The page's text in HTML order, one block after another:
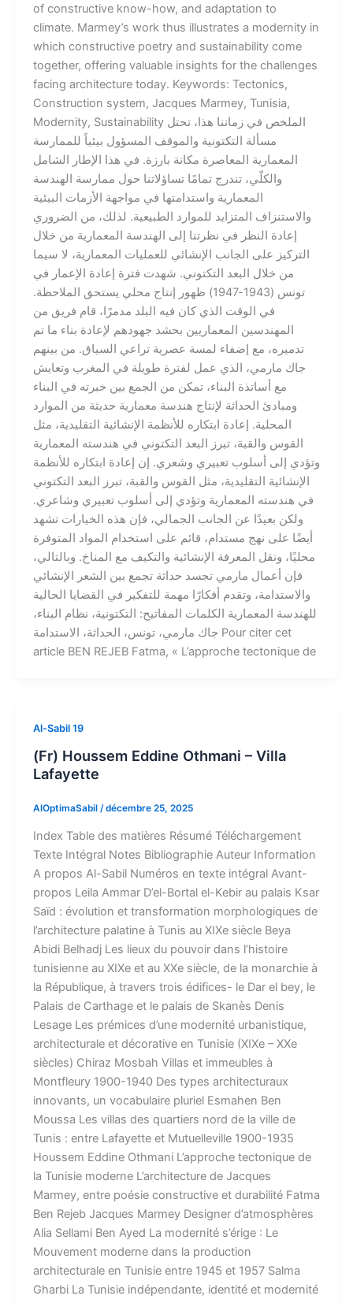
of constructive know-how, and adaptation to
climate. Marmey’s work thus illustrates a modernity in
which constructive poetry and sustainability come
together, offering valuable insights for the challenges
facing architecture today. Keywords: Tectonics,
Construction system, Jacques Marmey, Tunisia,
Modernity, Sustainability الملخص في زماننا هذا، تحتل
مسألة التكتونية والموقف المسؤول بيئياً للممارسة
المعمارية المعاصرة مكانة بارزة. في هذا الإطار الشامل
والكلّي، تندرج تمامًا تساؤلاتنا حول ممارسة الهندسة
المعمارية واستدامتها في مواجهة الأزمات البيئية
والاستنزاف المتزايد للموارد الطبيعية. لذلك، من الضروري
إعادة النظر في نظرتنا إلى الهندسة المعمارية من خلال
التركيز على الجانب الإنشائي للعمليات المعمارية، لا سيما
من خلال البعد التكتوني. شهدت فترة إعادة الإعمار في
تونس (1943-1947) ظهور إنتاج محلي يستحق الملاحظة.
في الوقت الذي كان فيه البلد مدمرًا، قام فريق من
المهندسين المعماريين بحشد جهودهم لإعادة بناء ما تم
تدميره، مع إضفاء لمسة عصرية تراعي السياق. من بينهم
جاك مارمي، الذي عمل لفترة طويلة في المغرب وتعايش
مع أساتذة البناء، تمكن من الجمع بين خبرته في البناء
ومبادئ الحداثة لإنتاج هندسة معمارية حديثة من الموارد
المحلية. إعادة ابتكاره للأنظمة الإنشائية التقليدية، مثل
القوس والقبة، تبرز البعد التكتوني في هندسته المعمارية
وتؤدي إلى أسلوب تعبيري وشعري. إن إعادة ابتكاره للأنظمة
الإنشائية التقليدية، مثل القوس والقبة، تبرز البعد التكتوني
في هندسته المعمارية وتؤدي إلى أسلوب تعبيري وشاعري.
ولكن بعيدًا عن الجانب الجمالي، فإن هذه الخيارات تشهد
أيضًا على نهج مستدام، قائم على استخدام المواد المتوفرة
محليًا، ونقل المعرفة الإنشائية والتكيف مع المناخ. وبالتالي،
فإن أعمال مارمي تجسد حداثة تجمع بين الشعر الإنشائي
والاستدامة، وتقدم أفكارًا مهمة للتفكير في القضايا الحالية
للهندسة المعمارية الكلمات المفاتيح: التكتونية، نظام البناء،
جاك مارمي، تونس، الحداثة، الاستدامة Pour citer cet
article BEN REJEB Fatma, « L’approche tectonique de
Al-Sabil 19
(Fr) Houssem Eddine Othmani – Villa
Lafayette
AlOptimaSabil /décembre 25, 2025
Index​ Table des matières Résumé Téléchargement
Texte Intégral Notes Bibliographie Auteur​ Information
A propos Al-Sabil​ Numéros en texte intégral​ Avant-
propos Leila Ammar D’el-Bortal el-Kebir au palais Ksar
Saïd : évolution et transformation morphologiques de
l’architecture palatine à Tunis au XIXe siècle Beya
Abidi Belhadj Les lieux du pouvoir dans l’histoire
tunisienne au XIXe et au XXe siècle, de la monarchie à
la République, à travers trois édifices- le Dar el bey, le
Palais de Carthage et le palais de Skanès Denis
Lesage Les prémices d’une modernité urbanistique,
architecturale et décorative en Tunisie (XIXe – XXe
siècles) Chiraz Mosbah Villas et immeubles à
Montfleury 1900-1940 Des types architecturaux
innovants, un vocabulaire pluriel Esmahen Ben
Moussa Les villas des quartiers nord de la ville de
Tunis : entre Lafayette et Mutuelleville 1900-1935
Houssem Eddine Othmani L’approche tectonique de
la Tunisie moderne L’architecture de Jacques
Marmey, entre poésie constructive et durabilité Fatma
Ben Rejeb Jacques Marmey Designer d’atmosphères
Alia Sellami Ben Ayed La modernité s’érige : Le
Mouvement moderne dans la production
architecturale en Tunisie entre 1945 et 1957 Salma
Gharbi La Tunisie indépendante, identité et modernité